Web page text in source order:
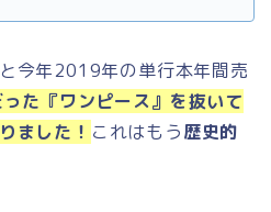
今年2019年の単行本年間売
た『ワンピース』を抜いて
ました！ これはもう歴史的